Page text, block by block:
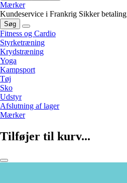
Mærker
Kundeservice i Frankrig Sikker betaling
Søg
Fitness og Cardio
Styrketræning
Krydstræning
Yoga
Kampsport
Tøj
Sko
Udstyr
Afslutning af lager
Mærker
Tilføjer til kurv...